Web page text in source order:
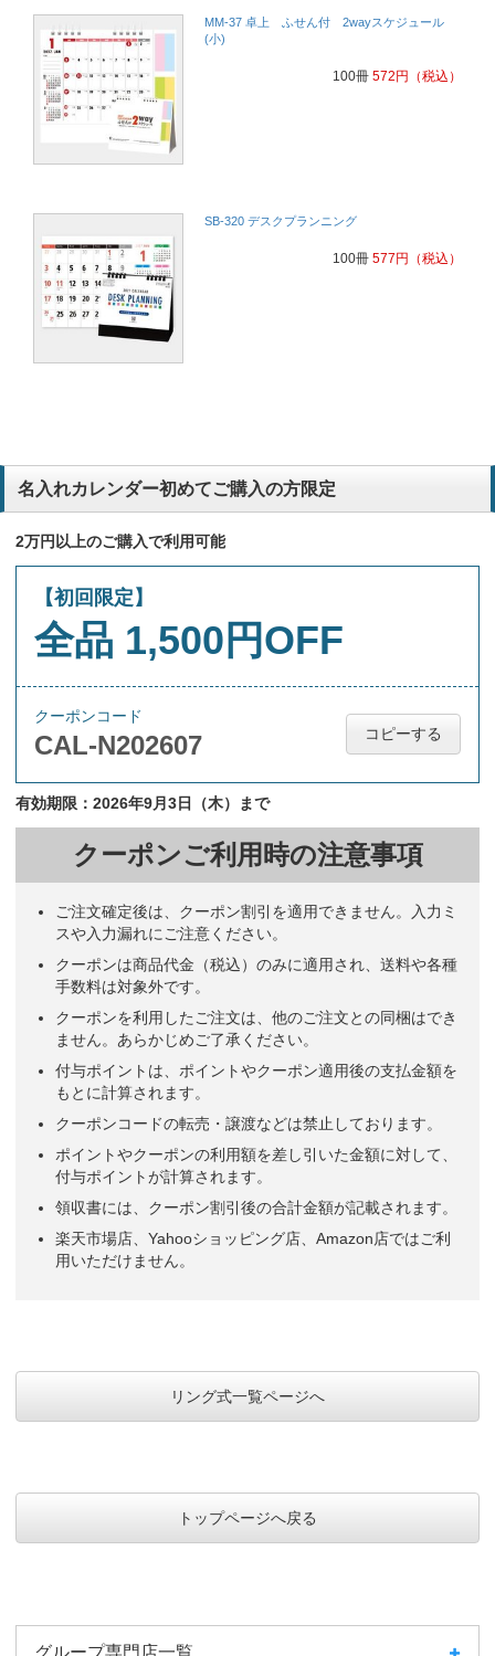
MM-37 卓上 ふせん付 2wayスケジュール
(小)
100冊 572 円 （税込）
SB-320 デスクプランニング
100冊 577 円 （税込）
名入れカレンダー初めてご購入の方限定
2万円以上のご購入で利用可能
【初回限定】
全品 1,500円OFF
クーポンコード
CAL-N202607 コピーする
有効期限：2026年9月3日（木）まで
クーポンご利用時の注意事項
ご注文確定後は、クーポン割引を適用できません。入力ミ
スや入力漏れにご注意ください。
クーポンは商品代金（税込）のみに適用され、送料や各種
手数料は対象外です。
クーポンを利用したご注文は、他のご注文との同梱はでき
ません。あらかじめご了承ください。
付与ポイントは、ポイントやクーポン適用後の支払金額を
もとに計算されます。
クーポンコードの転売・譲渡などは禁止しております。
ポイントやクーポンの利用額を差し引いた金額に対して、
付与ポイントが計算されます。
領収書には、クーポン割引後の合計金額が記載されます。
楽天市場店、Yahooショッピング店、Amazon店ではご利
用いただけません。
リング式一覧ページへ
トップページへ戻る
グループ専門店一覧